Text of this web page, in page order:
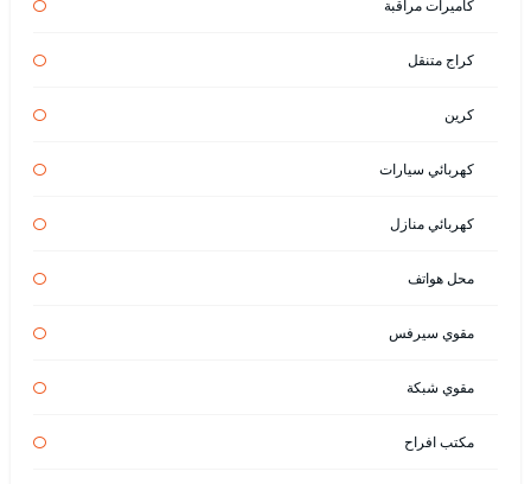
كاميرات مراقبة
كراج متنقل
كرين
كهربائي سيارات
كهربائي منازل
محل هواتف
مقوي سيرفس
مقوي شبكة
مكتب افراح